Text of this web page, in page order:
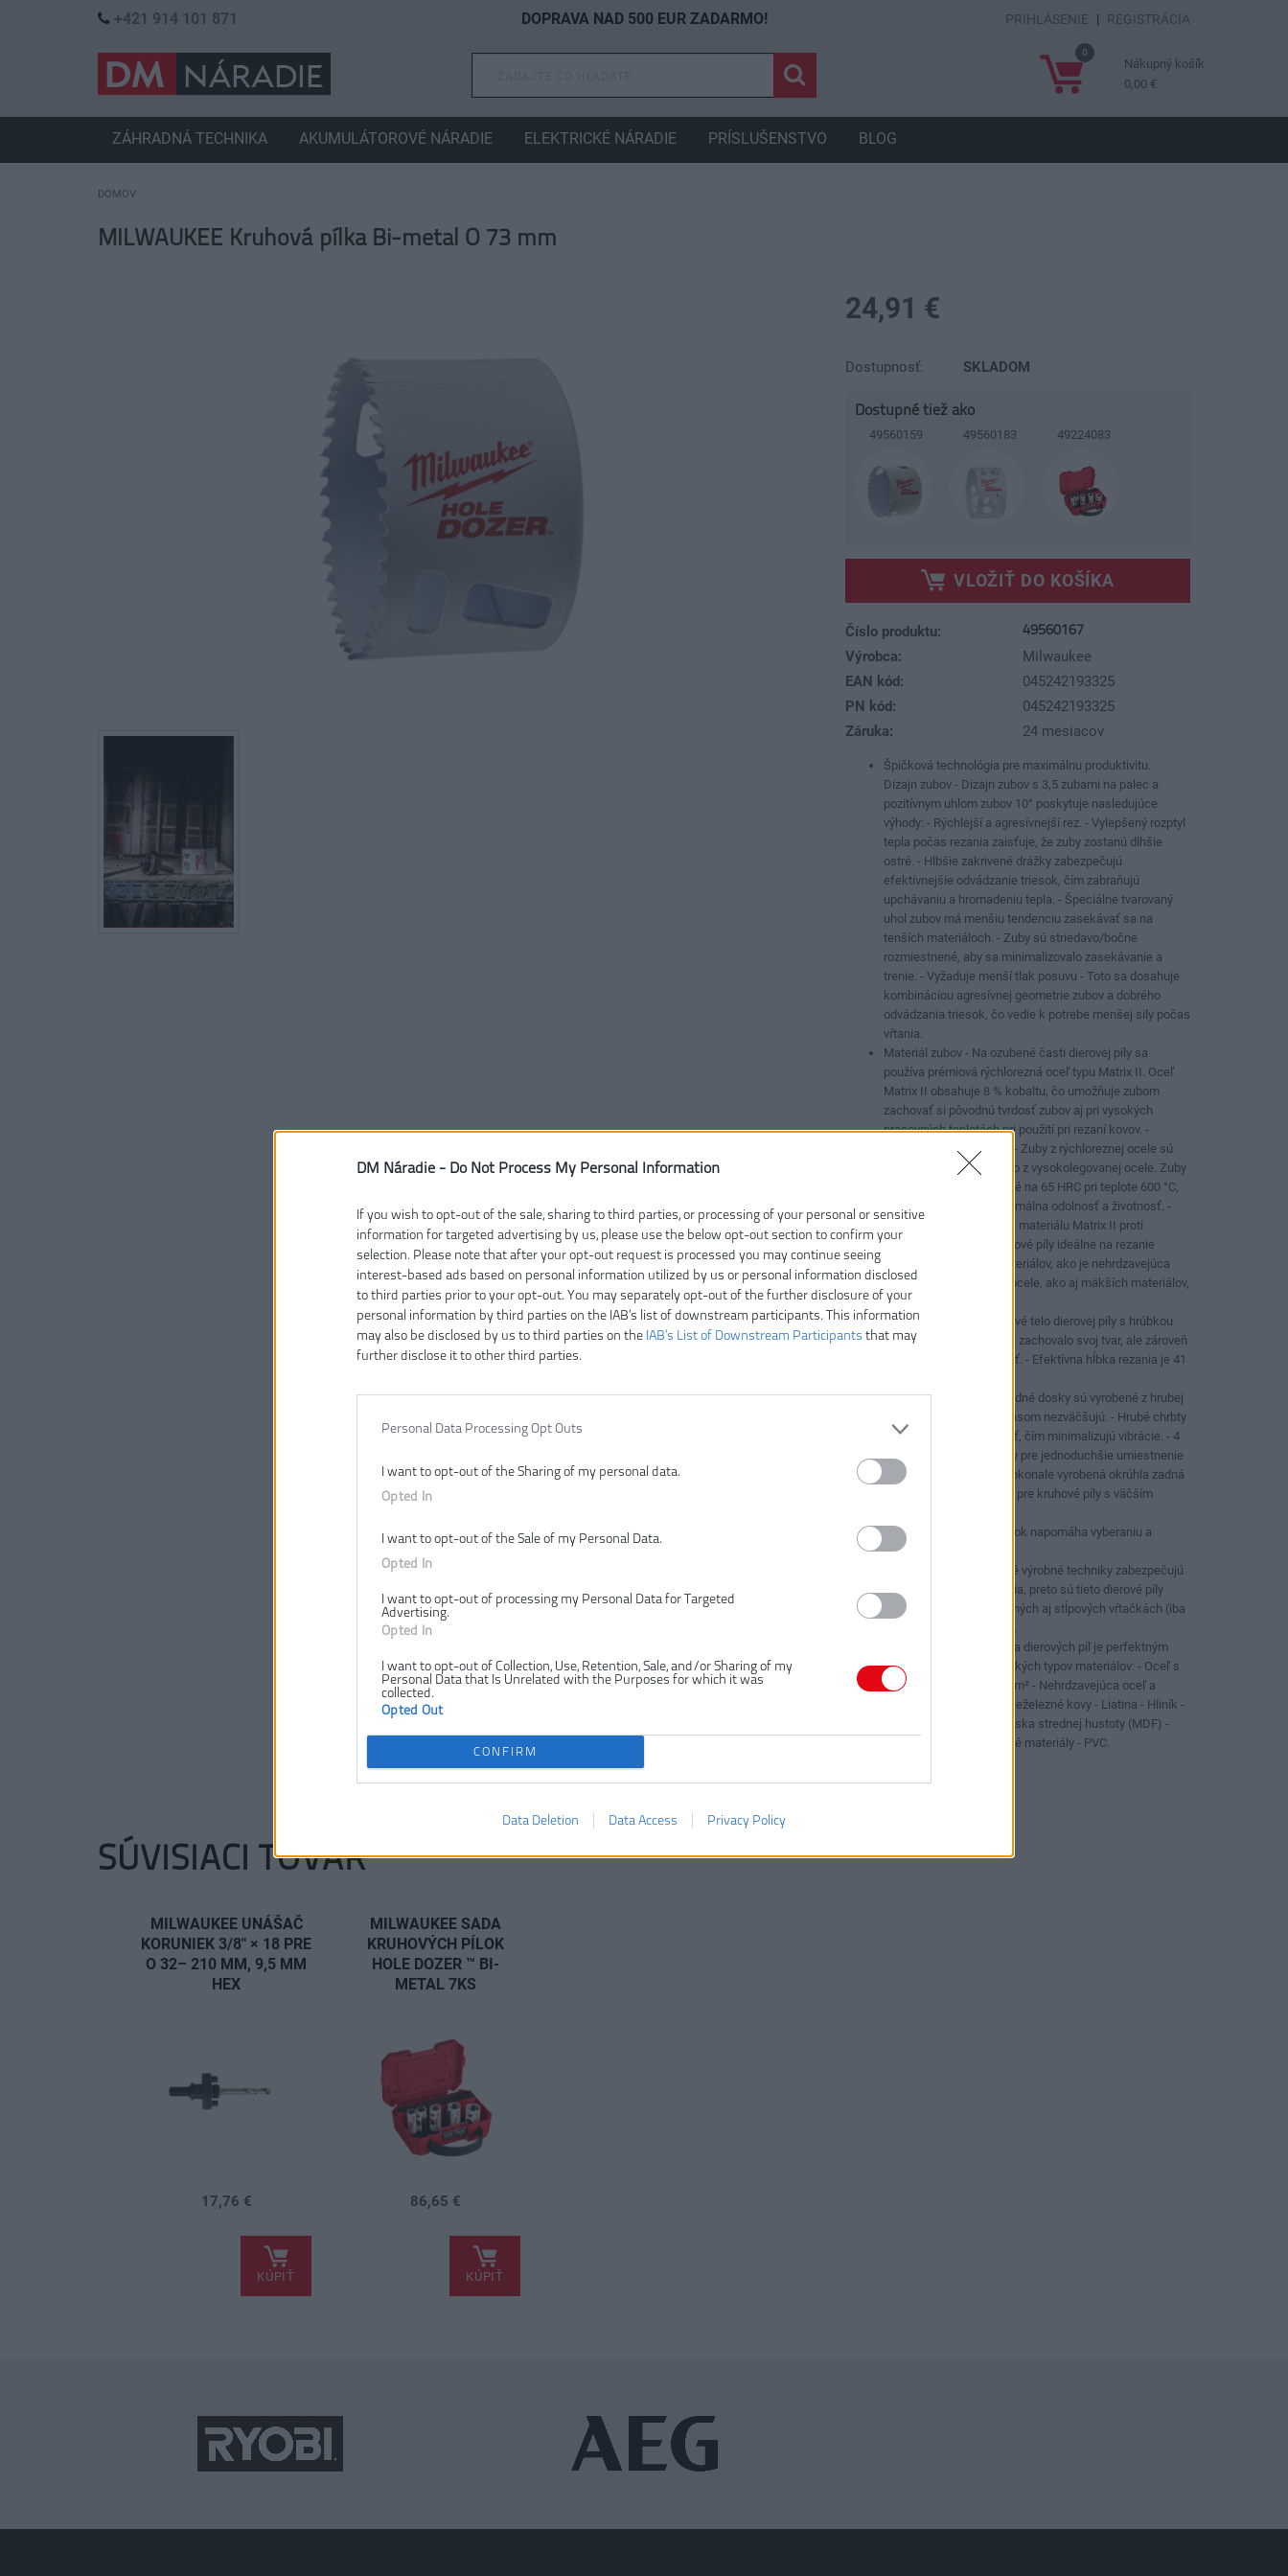
DM Náradie - Do Not Process My Personal Information
If you wish to opt-out of the sale, sharing to third parties, or processing of your personal or sensitive
information for targeted advertising by us, please use the below opt-out section to confirm your
selection. Please note that after your opt-out request is processed you may continue seeing
interest-based ads based on personal information utilized by us or personal information disclosed
to third parties prior to your opt-out. You may separately opt-out of the further disclosure of your
personal information by third parties on the IAB’s list of downstream participants. This information
may also be disclosed by us to third parties on the IAB’s List of Downstream Participants that may
further disclose it to other third parties.
Personal Data Processing Opt Outs
I want to opt-out of the Sharing of my personal data.
Opted In
I want to opt-out of the Sale of my Personal Data.
Opted In
I want to opt-out of processing my Personal Data for Targeted
Advertising.
Opted In
I want to opt-out of Collection, Use, Retention, Sale, and/or Sharing of my
Personal Data that Is Unrelated with the Purposes for which it was
collected.
Opted Out
CONFIRM
Data Deletion Data Access Privacy Policy
DOMOV
MILWAUKEE Kruhová pílka Bi-metal O 73 mm
24,91 €
Dostupnosť: SKLADOM
Dostupné tiež ako
49560159 49560183 49224083
VLOŽIŤ DO KOŠÍKA
Číslo produktu:
49560167
Výrobca:
Milwaukee
EAN kód:
045242193325
PN kód:
045242193325
Záruka:
24 mesiacov
Špičková technológia pre maximálnu produktivitu.
Dizajn zubov - Dizajn zubov s 3,5 zubami na palec a
pozitívnym uhlom zubov 10° poskytuje nasledujúce
výhody: - Rýchlejší a agresívnejší rez. - Vylepšený rozptyl
tepla počas rezania zaisťuje, že zuby zostanú dlhšie
ostré. - Hlbšie zakrivené drážky zabezpečujú
efektívnejšie odvádzanie triesok, čím zabraňujú
upchávaniu a hromadeniu tepla. - Špeciálne tvarovaný
uhol zubov má menšiu tendenciu zasekávať sa na
tenších materiáloch. - Zuby sú striedavo/bočne
rozmiestnené, aby sa minimalizovalo zasekávanie a
trenie. - Vyžaduje menší tlak posuvu - Toto sa dosahuje
kombináciou agresívnej geometrie zubov a dobrého
odvádzania triesok, čo vedie k potrebe menšej sily počas
vŕtania.
Materiál zubov - Na ozubené časti dierovej píly sa
používa prémiová rýchlorezná oceľ typu Matrix II. Oceľ
Matrix II obsahuje 8 % kobaltu, čo umožňuje zubom
zachovať si pôvodnú tvrdosť zubov aj pri vysokých
pracovných teplotách pri použití pri rezaní kovov. -
Bimetalová konštrukcia - Zuby z rýchloreznej ocele sú
laserom navarené na telo z vysokolegovanej ocele. Zuby
sú potom vákuovo kalené na 65 HRC pri teplote 600 °C,
aby sa zabezpečila maximálna odolnosť a životnosť. -
Vďaka vysokej odolnosti materiálu Matrix II proti
opotrebeniu sú tieto dierové píly ideálne na rezanie
náročných a tvrdých materiálov, ako je nehrdzavejúca
oceľ a kyselinovzdorné ocele, ako aj mäkších materiálov,
ako je drevo.
Telo dierovej píly - Oceľové telo dierovej píly s hrúbkou
1,27 mm je pevné, aby si zachovalo svoj tvar, ale zároveň
má zabudovanú pružnosť. - Efektívna hĺbka rezania je 41
Dizajn zadnej dosky - Zadné dosky sú vyrobené z hrubej
ocele, takže otvory sa časom nezväčšujú. - Hrubé chrbty
zvyšujú pevnosť a tuhosť, čím minimalizujú vibrácie. - 4
otvory pre unášacie čapy pre jednoduchšie umiestnenie
upínacieho hriadeľa. - Dokonale vyrobená okrúhla zadná
doska, obzvlášť dôležitá pre kruhové píly s väčším
Viacnásobný dizajn drážok napomáha vyberaniu a
vyhadzovaniu jadra.
Použitie - Vysokokvalitné výrobné techniky zabezpečujú
vysokú presnosť otáčania, preto sú tieto dierové píly
vhodné na použitie v ručných aj stĺpových vŕtačkách (iba
s manuálnym posuvom).
Táto vysoko kvalitná rada dierových píl je perfektným
riešením na rezanie všetkých typov materiálov: - Oceľ s
pevnosťou do 1000 N/mm² - Nehrdzavejúca oceľ a
kyselinovzdorná oceľ - Neželezné kovy - Liatina - Hliník -
Drevo - Drevovláknitá doska strednej hustoty (MDF) -
Sadrokartón - Sendvičové materiály - PVC.
SÚVISIACI TOVAR
MILWAUKEE UNÁŠAČ
KORUNIEK 3/8" × 18 PRE
O 32– 210 MM, 9,5 MM
HEX
17,76 €
KÚPIŤ
MILWAUKEE SADA
KRUHOVÝCH PÍLOK
HOLE DOZER ™ BI-
METAL 7KS
86,65 €
KÚPIŤ
+421 914 101 871 DOPRAVA NAD 500 EUR ZADARMO! PRIHLÁSENIE | REGISTRÁCIA
0
Nákupný košík
0,00 €
ZÁHRADNÁ TECHNIKA AKUMULÁTOROVÉ NÁRADIE ELEKTRICKÉ NÁRADIE PRÍSLUŠENSTVO BLOG